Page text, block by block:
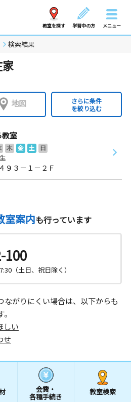
教室を探す 学習中の方 メニュー
検索結果
地図
さらに条件
を絞り込む
室
木 金 土
日
９３－１－２Ｆ
室案内も行っています
100
（土日、祝日除く）
ながりにくい場合は、以下からも
しい
せ
会費・
各種手続き
教室検索